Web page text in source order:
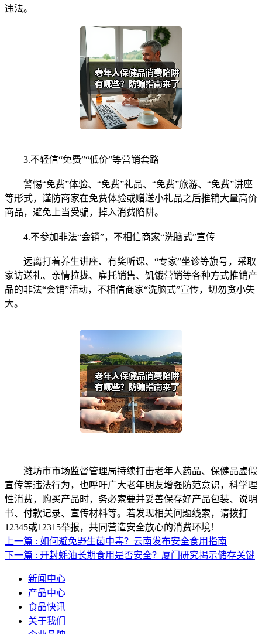
违法。
3.不轻信“免费”“低价”等营销套路
警惕“免费”体验、“免费”礼品、“免费”旅游、“免费”讲座
等形式，谨防商家在免费体验或赠送小礼品之后推销大量高价
商品，避免上当受骗，掉入消费陷阱。
4.不参加非法“会销”，不相信商家“洗脑式”宣传
远离打着养生讲座、有奖听课、“专家”坐诊等旗号，采取
家访送礼、亲情拉拢、雇托销售、饥饿营销等各种方式推销产
品的非法“会销”活动，不相信商家“洗脑式”宣传，切勿贪小失
大。
潍坊市市场监督管理局持续打击老年人药品、保健品虚假
宣传等违法行为，也呼吁广大老年朋友增强防范意识，科学理
性消费，购买产品时，务必索要并妥善保存好产品包装、说明
书、付款记录、宣传材料等。若发现相关问题线索，请拨打
12345或12315举报，共同营造安全放心的消费环境！
上一篇 : 如何避免野生菌中毒？云南发布安全食用指南
下一篇 : 开封蚝油长期食用是否安全？厦门研究揭示储存关键
新闻中心
产品中心
食品快讯
关于我们